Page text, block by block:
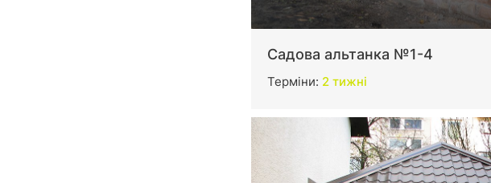
Садова альтанка №1-4
Терміни: 2 тижні